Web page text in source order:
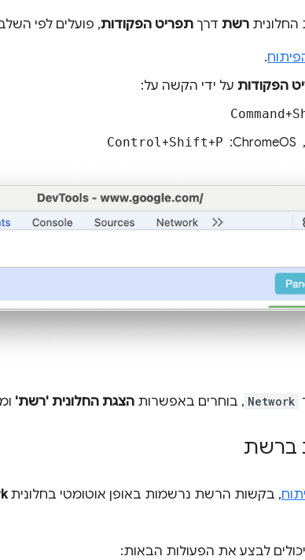
החלונית רשת דרך תפריט הפקודות, פועלים לפי
.
הפקודות על ידי הקשה על:
Command+
Control+Shift+P
Network , בוחרים באפשרות הצגת החלונית 'רשת'
ברשת
, בקשות הרשת נרשמות באופן אוטומטי בחלונית
לבצע את הפעולות הבאות: